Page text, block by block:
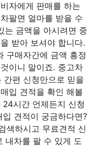
자에게 판매를 하는
팔면 얼마를 받을 수
는 금액을 아시려면 중
받아 보셔야 합니다.
구매자간에 금액 흥정
이니 말이죠. 중고차
간편 신청만으로 믿을
입 견적을 확인 해볼
시간 언제든지 신청
견적이 궁금하다면?
색하시고 무료견적 신
내차를 팔 수 있게 도